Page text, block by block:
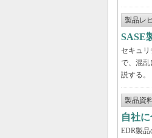
製品レ
SASE
セキュ
で、混乱
説する。
製品資
自社
EDR製